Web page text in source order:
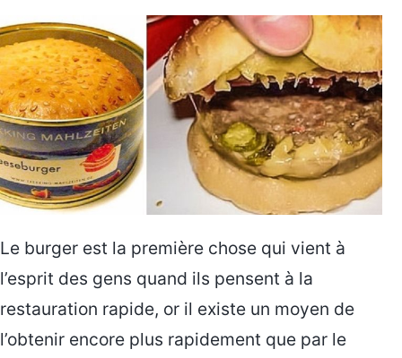
Le burger est la première chose qui vient à
l’esprit des gens quand ils pensent à la
restauration rapide, or il existe un moyen de
l’obtenir encore plus rapidement que par le